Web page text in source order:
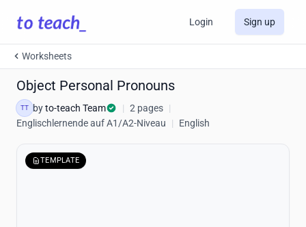
Login Sign up
Worksheets
Object Personal Pronouns
TT byto-teach Team | 2 pages |
Englischlernende auf A1/A2-Niveau
| English
TEMPLATE